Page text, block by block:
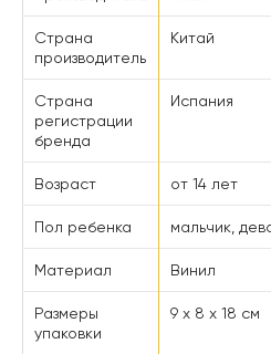
Страна
производитель
Китай
Страна
регистрации
бренда
Испания
Возраст от 14 лет
Пол ребенка мальчик,
Материал Винил
Размеры
упаковки
9 х 8 х 18 см